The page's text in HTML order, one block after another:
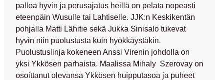
palloa hyvin ja perusajatus heillä on pelata nopeasti
eteenpäin Wusulle tai Lahtiselle. JJK:n Keskikentän
pohjalla Matti Lähitie sekä Jukka Sinisalo tukevat
hyvin niin puolustusta kuin hyökkäystäkin.
Puolustuslinja kokeneen Anssi Virenin johdolla on
yksi Ykkösen parhaista. Maalissa Mihaly Szerovay on
osoittanut olevansa Ykkösen huipputasoa ja puheet